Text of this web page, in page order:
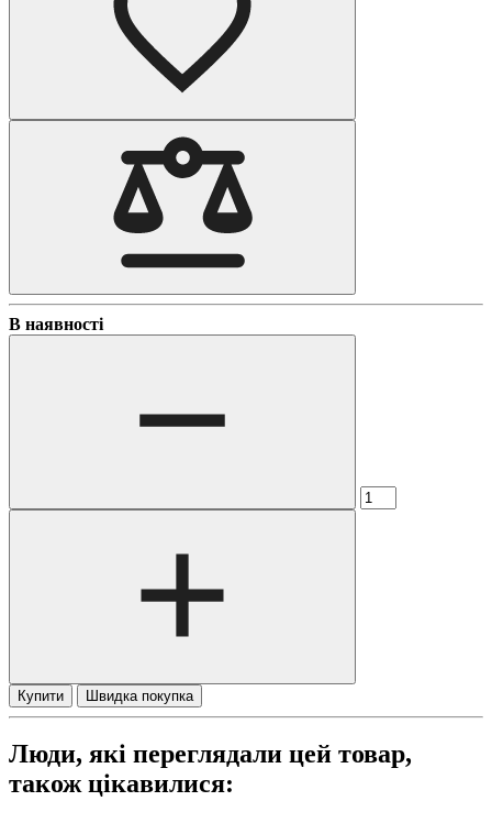
В наявності
Купити Швидка покупка
Люди, які переглядали цей товар,
також цікавилися: